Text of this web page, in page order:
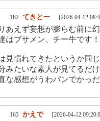
162 てきとー [2026-04-12
あえず妄想が膨らむ前に
はブサメン、チー牛です
見慣れてきたというか同
みたいな素人が見てるだ
な感想がうわパンでかっ
163 かえで [2026-04-12